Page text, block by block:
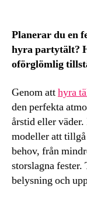
Planerar du en
hyra partytält?
oförglömlig
Genom atthyra
den perfekta
årstid eller
modeller att
behov, från
storslagna fester.
belysning och